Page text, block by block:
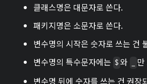
클래스명은 대문자로 쓴다.
패키지명은 소문자로 쓴다.
변수명의 시작은 숫자로 쓰는 건
변수명의 특수문자에는 $와
만
변수명 뒤에 숫자를 쓰는 건 권장